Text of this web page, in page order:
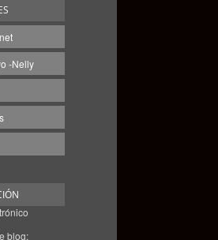
-Nelly
blog: